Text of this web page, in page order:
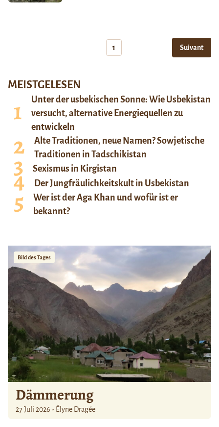
1 Suivant
MEISTGELESEN
Unter der usbekischen Sonne: Wie Usbekistan
versucht, alternative Energiequellen zu
entwickeln
Alte Traditionen, neue Namen? Sowjetische
Traditionen in Tadschikistan
Sexismus in Kirgistan
Der Jungfräulichkeitskult in Usbekistan
Wer ist der Aga Khan und wofür ist er
bekannt?
Bild des Tages
Dämmerung
27 Juli 2026 - Élyne Dragée